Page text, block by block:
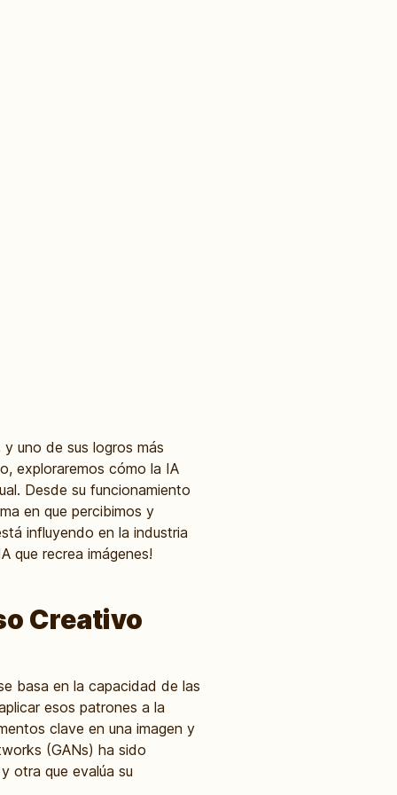
uno de sus logros más
exploraremos cómo la IA
Desde su funcionamiento
en que percibimos y
influyendo en la industria
que recrea imágenes!
Creativo
basa en la capacidad de las
esos patrones a la
clave en una imagen y
(GANs) ha sido
otra que evalúa su